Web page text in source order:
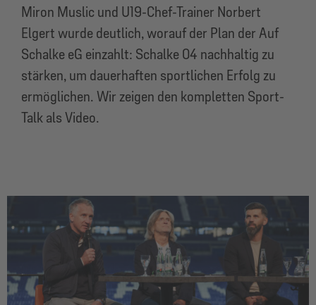
Miron Muslic und U19-Chef-Trainer Norbert
Elgert wurde deutlich, worauf der Plan der Auf
Schalke eG einzahlt: Schalke 04 nachhaltig zu
stärken, um dauerhaften sportlichen Erfolg zu
ermöglichen. Wir zeigen den kompletten Sport-
Talk als Video.